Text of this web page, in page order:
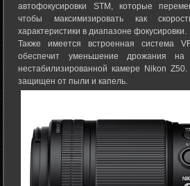
автофокусировки STM, которые
чтобы максимизировать как
характеристики в диапазоне фокусировки.
Также имеется встроенная система
обеспечит уменьшение дрожания
нестабилизированной камере Nikon
защищен от пыли и капель.